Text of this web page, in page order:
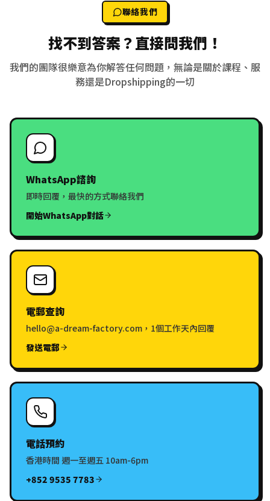
聯絡我們
找不到答案？直接問我們！
我們的團隊很樂意為你解答任何問題，無論是關於課程、服
務還是Dropshipping的一切
WhatsApp諮詢
即時回覆，最快的方式聯絡我們
開始WhatsApp對話
電郵查詢
hello@a-dream-factory.com，1個工作天內回覆
發送電郵
電話預約
香港時間 週一至週五 10am-6pm
+852 9535 7783